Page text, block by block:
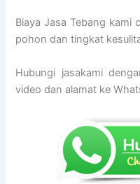
Biaya Jasa Tebang kami
pohon dan tingkat
Hubungi jasakami
video dan alamat ke